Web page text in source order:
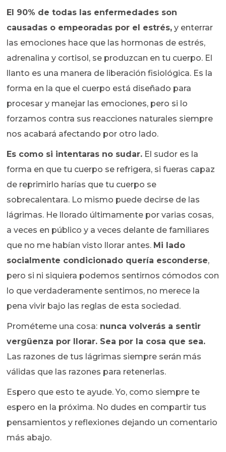
El 90% de todas las enfermedades son
causadas o empeoradas por el estrés, y enterrar
las emociones hace que las hormonas de estrés,
adrenalina y cortisol, se produzcan en tu cuerpo. El
llanto es una manera de liberación fisiológica. Es la
forma en la que el cuerpo está diseñado para
procesar y manejar las emociones, pero si lo
forzamos contra sus reacciones naturales siempre
nos acabará afectando por otro lado.
Es como si intentaras no sudar. El sudor es la
forma en que tu cuerpo se refrigera, si fueras capaz
de reprimirlo harías que tu cuerpo se
sobrecalentara. Lo mismo puede decirse de las
lágrimas. He llorado últimamente por varias cosas,
a veces en público y a veces delante de familiares
que no me habían visto llorar antes. Mi lado
socialmente condicionado quería esconderse,
pero si ni siquiera podemos sentirnos cómodos con
lo que verdaderamente sentimos, no merece la
pena vivir bajo las reglas de esta sociedad.
Prométeme una cosa: nunca volverás a sentir
vergüenza por llorar. Sea por la cosa que sea.
Las razones de tus lágrimas siempre serán más
válidas que las razones para retenerlas.
Espero que esto te ayude. Yo, como siempre te
espero en la próxima. No dudes en compartir tus
pensamientos y reflexiones dejando un comentario
más abajo.